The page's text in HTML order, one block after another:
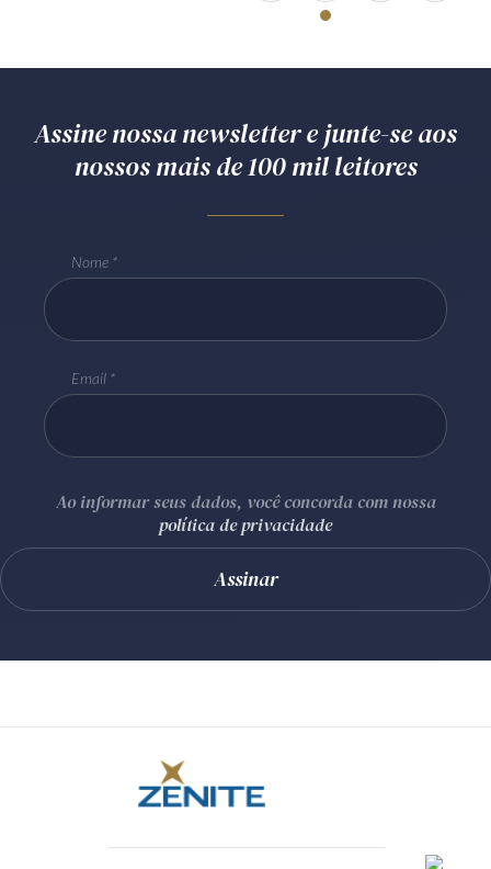
Assine nossa newsletter e junte-se aos
nossos mais de 100 mil leitores
Nome
Email
Ao informar seus dados, você concorda com nossa
política de privacidade